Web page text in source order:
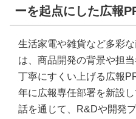
ーを起点にした広報
生活家電や雑貨など多彩
は、商品開発の背景や担
丁寧にすくい上げる広報
年に広報専任部署を新設
話を通じて、R&Dや開発